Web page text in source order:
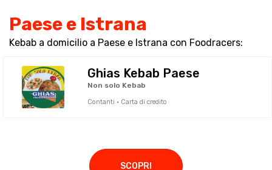
Paese e Istrana
Kebab a domicilio a Paese e Istrana con Foodracers:
Ghias Kebab Paese
Non solo Kebab
Contanti · Carta di credito
SCOPRI